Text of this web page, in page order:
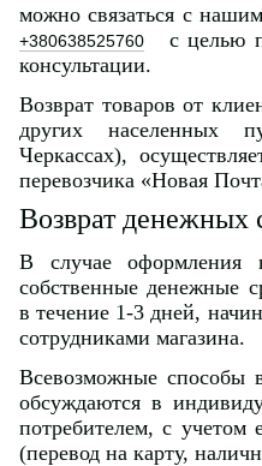
можно связаться с
+380638525760
с целью
консультации.
Возврат товаров от
других населенных
Черкассах),
перевозчика «Новая
Возврат денежных
В случае оформления
собственные денежные
в течение 1-3 дней,
сотрудниками магазина.
Всевозможные способы
обсуждаются в
потребителем, с учетом
(перевод на карту,